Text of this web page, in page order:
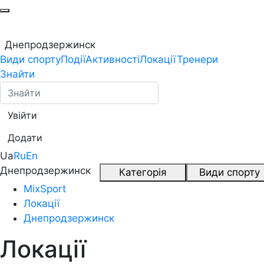
Днепродзержинск
Види спортуПодіїАктивностіЛокаціїТренери
Знайти
Увійти
Додати
UaRuEn
Днепродзержинск
Категорія
Види спорту
MixSport
Локації
Днепродзержинск
Локації